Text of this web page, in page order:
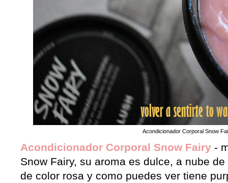
Acondicionador Corporal Snow
Acondicionador Corporal Snow Fairy -
Snow Fairy, su aroma es dulce, a nube
de color rosa y como puedes ver tiene